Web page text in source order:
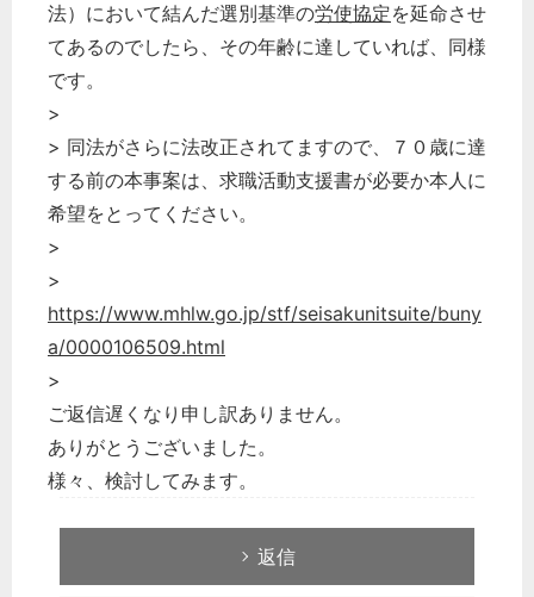
法）において結んだ選別基準の労使協定を延命させ
てあるのでしたら、その年齢に達していれば、同様
です。
>
> 同法がさらに法改正されてますので、７０歳に達
する前の本事案は、求職活動支援書が必要か本人に
希望をとってください。
>
>
https://www.mhlw.go.jp/stf/seisakunitsuite/buny
a/0000106509.html
>
ご返信遅くなり申し訳ありません。
ありがとうございました。
様々、検討してみます。
返信